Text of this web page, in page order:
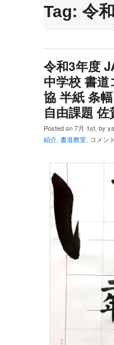
Tag: 令
令和3年度
中学校 書
協 半紙 条
自由課題
Posted on 7月 1st, by
紹介, 書道教室. コメン